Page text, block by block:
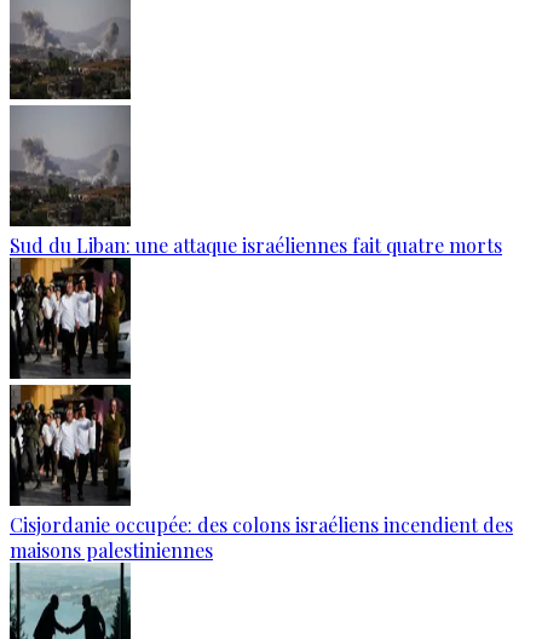
Sud du Liban: une attaque israéliennes fait quatre morts
Cisjordanie occupée: des colons israéliens incendient des
maisons palestiniennes